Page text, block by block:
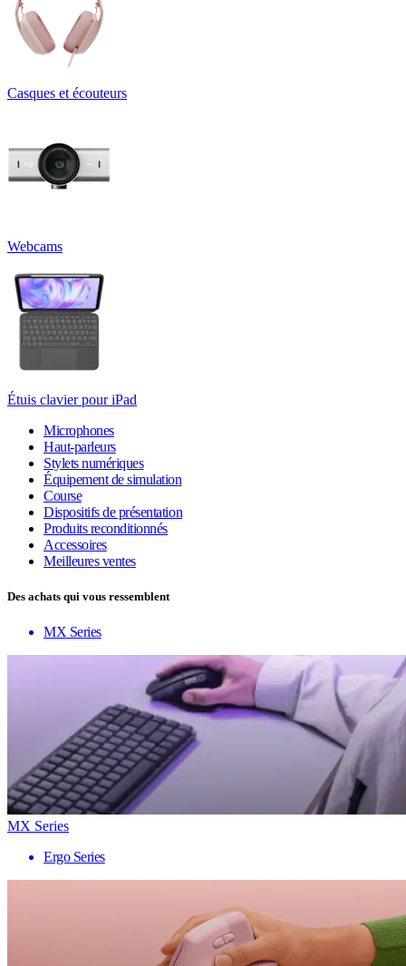
Casques et écouteurs
Webcams
Étuis clavier pour iPad
Microphones
Haut-parleurs
Stylets numériques
Équipement de simulation
Course
Dispositifs de présentation
Produits reconditionnés
Accessoires
Meilleures ventes
Des achats qui vous ressemblent
MX Series
MX Series
Ergo Series